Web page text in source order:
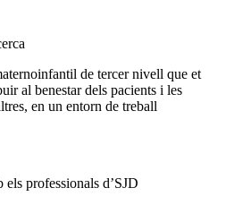
de tercer nivell que et
al benestar dels pacients i les
en un entorn de treball
professionals d’SJD